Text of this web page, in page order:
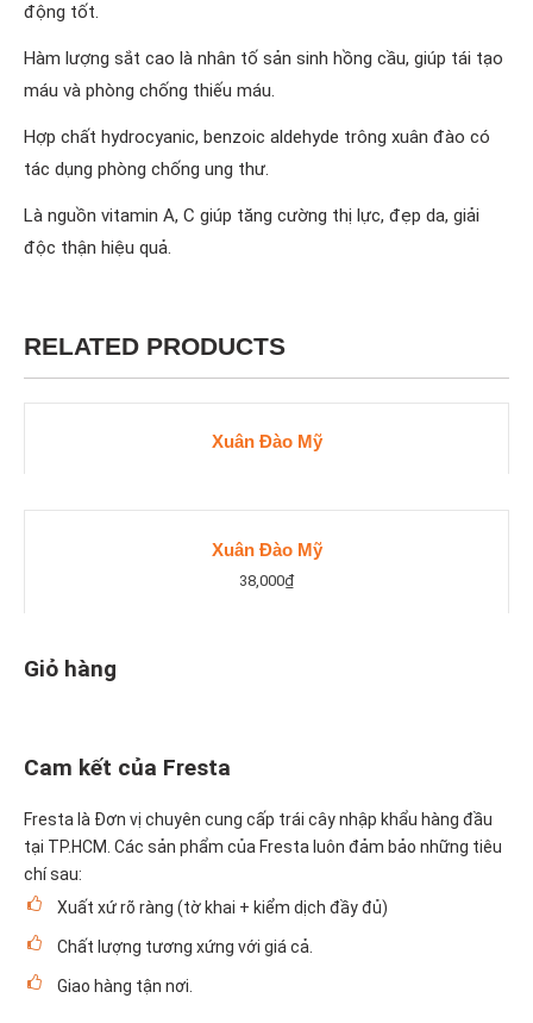
động tốt.
Hàm lượng sắt cao là nhân tố sản sinh hồng cầu, giúp tái tạo
máu và phòng chống thiếu máu.
Hợp chất hydrocyanic, benzoic aldehyde trông xuân đào có
tác dụng phòng chống ung thư.
Là nguồn vitamin A, C giúp tăng cường thị lực, đẹp da, giải
độc thận hiệu quả.
RELATED PRODUCTS
Xuân Đào Mỹ
Xuân Đào Mỹ
38,000₫
Giỏ hàng
Cam kết của Fresta
Fresta là Đơn vị chuyên cung cấp trái cây nhập khẩu hàng đầu
tại TP.HCM. Các sản phẩm của Fresta luôn đảm bảo những tiêu
chí sau:
Xuất xứ rõ ràng (tờ khai + kiểm dịch đầy đủ)
Chất lượng tương xứng với giá cả.
Giao hàng tận nơi.